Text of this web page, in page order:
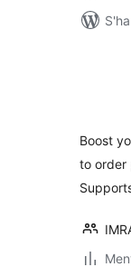
Boost
to order